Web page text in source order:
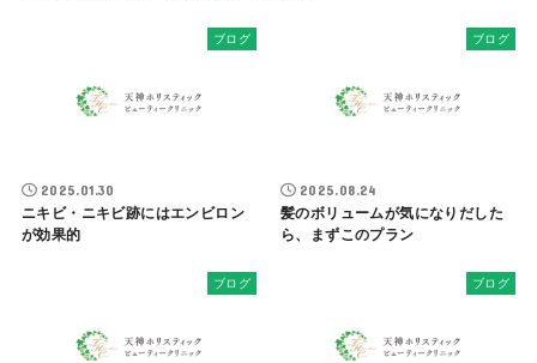
ブログ
2025.01.30
ニキビ・ニキビ跡にはエンビロン
が効果的
ブログ
2025.08.24
髪のボリュームが気になりだした
ら、まずこのプラン
ブログ ブログ